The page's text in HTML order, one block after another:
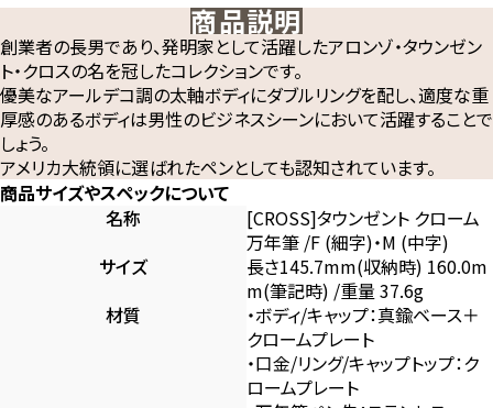
商品説明
創業者の長男であり、発明家として活躍したアロンゾ・タウンゼン
ト・クロスの名を冠したコレクションです。
優美なアールデコ調の太軸ボディにダブルリングを配し、適度な重
厚感のあるボディは男性のビジネスシーンにおいて活躍することで
しょう。
アメリカ大統領に選ばれたペンとしても認知されています。
商品サイズやスペックについて
名称
[CROSS]タウンゼント クローム
万年筆 /F (細字)・M (中字)
サイズ
長さ145.7mm(収納時) 160.0m
m(筆記時) /重量 37.6g
材質
・ボディ/キャップ：真鍮ベース＋
クロームプレート
・口金/リング/キャップトップ：ク
ロームプレート